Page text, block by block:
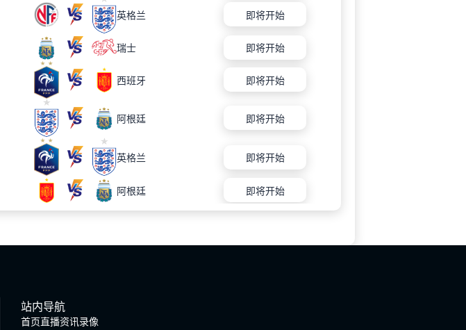
英格兰 即将开始
瑞士 即将开始
西班牙 即将开始
阿根廷 即将开始
英格兰 即将开始
阿根廷 即将开始
站内导航
首页直播资讯录像